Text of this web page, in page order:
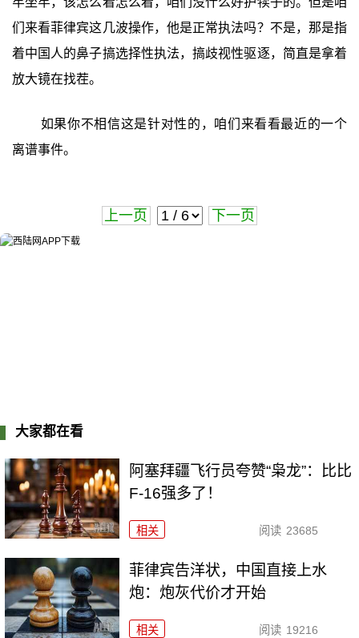
们来看菲律宾这几波操作，他是正常执法吗？不是，那是指
着中国人的鼻子搞选择性执法，搞歧视性驱逐，简直是拿着
放大镜在找茬。
如果你不相信这是针对性的，咱们来看看最近的一个
离谱事件。
上一页 下一页
大家都在看
阿塞拜疆飞行员夸赞“枭龙”：比比
F-16强多了！
相关 阅读 23685
菲律宾告洋状，中国直接上水
炮：炮灰代价才开始
相关 阅读 19216